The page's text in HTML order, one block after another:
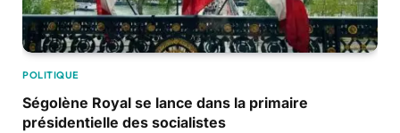
POLITIQUE
Ségolène Royal se lance dans la primaire
présidentielle des socialistes